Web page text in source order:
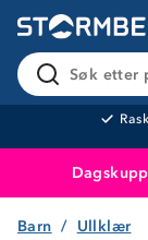
Søk etter
Barn Ullklær